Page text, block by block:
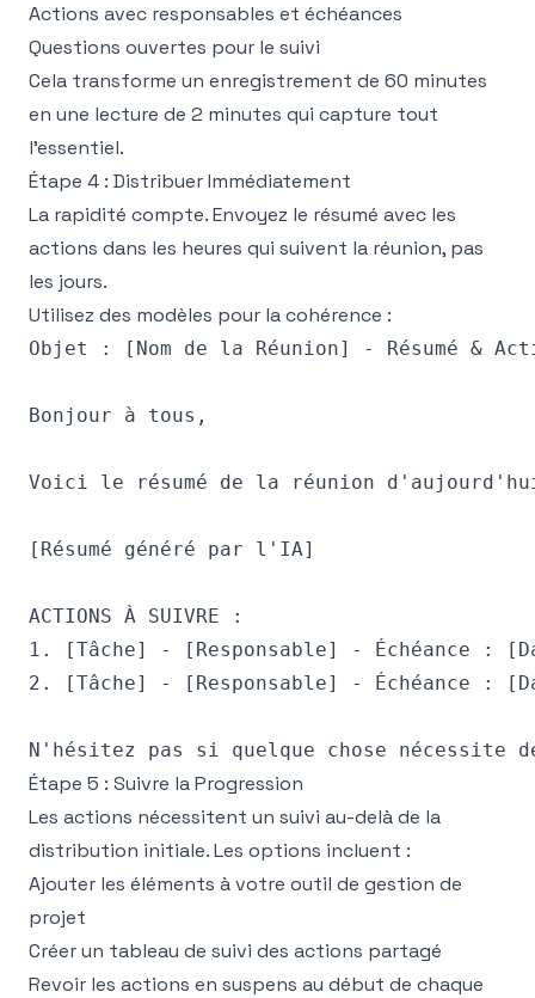
Actions avec responsables et échéances
Questions ouvertes pour le suivi
Cela transforme un enregistrement de 60 minutes
en une lecture de 2 minutes qui capture tout
l'essentiel.
Étape 4 : Distribuer Immédiatement
La rapidité compte. Envoyez le résumé avec les
actions dans les heures qui suivent la réunion, pas
les jours.
Utilisez des modèles pour la cohérence :
Objet : [Nom de la Réunion] - Résumé &
Bonjour à tous,
Voici le résumé de la réunion
[Résumé généré par l'IA]
ACTIONS À SUIVRE :
1. [Tâche] - [Responsable] - Échéance :
2. [Tâche] - [Responsable] - Échéance :
Étape 5 : Suivre la Progression
Les actions nécessitent un suivi au-delà de la
distribution initiale. Les options incluent :
Ajouter les éléments à votre outil de gestion de
projet
Créer un tableau de suivi des actions partagé
Revoir les actions en suspens au début de chaque